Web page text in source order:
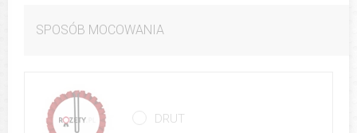
SPOSÓB MOCOWANIA
DRUT